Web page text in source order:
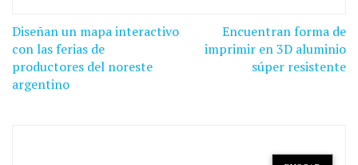
Navegación
de
entradas
Diseñan un mapa interactivo
con las ferias de
productores del noreste
argentino
Encuentran forma de
imprimir en 3D aluminio
súper resistente